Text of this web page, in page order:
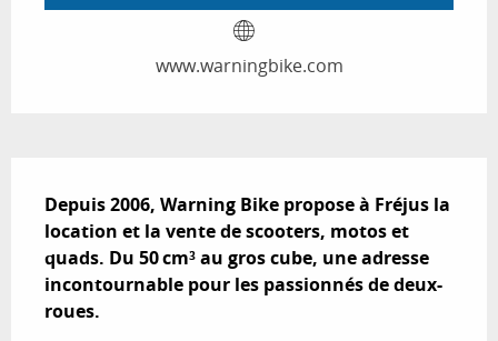
www.warningbike.com
Depuis 2006, Warning Bike propose à Fréjus la
location et la vente de scooters, motos et
quads. Du 50 cm³ au gros cube, une adresse
incontournable pour les passionnés de deux-
roues.